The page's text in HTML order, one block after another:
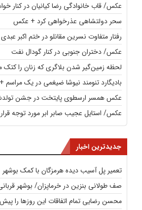
عکس/ قاب خانوادگی رضا کیانیان در کنار
سحر دولتشاهی عذرخواهی کرد + عکس
رفتار متفاوت نسرین مقانلو در ختم اکبر
عکس/ دختران جنوبی در کنار گودال نفت
لحظه زمین‌گیر شدن بلاگری که زنان را کتک
بادیگارد تنومند نیوشا ضیغمی در یک مراسم
عکس همسر ارسطوی پایتخت در جشن
عکس/ استایل عجیب صابر ابر مورد توجه
جدیدترین اخبار
تعمیر پل آسیب دیده هرمزگان با کمک بوشهر
صف طولانی بنزین در خرماپزان/ بوشهر
محسن رضایی تمام اتفاقات این روزها را